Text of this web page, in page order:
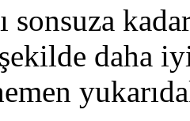
sonsuza
daha